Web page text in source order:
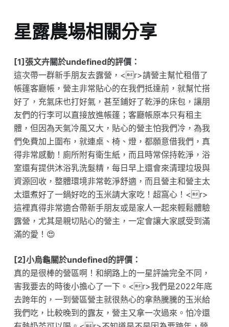
星露農場相關分享
[1]張文卉關於undefined的評價：
這次帶一群新手朋友去露營，<r>請營主幫忙租借了
帳篷客廳帳，營主非常貼心的在我們抵達前，就幫忙搭
好了，充氣床也打好氣，甚至鋪好了乾淨的床包，讓朋
友們的行李可以直接放進帳篷；客廳帳原本只有租主
體，但因為天氣冷風又大，貼心的營主怕我們冷，為我
們免費加上圍布，就連桌、椅、燈，都願意借我們，真
得非常感動！廁所附有衛生紙，而且時常保持乾淨，浴
室還有提供沐浴乳洗髮精，每日早上還會來清理垃圾與
資源回收，整體環境非常乾淨舒適，而且營主和營主太
太還煮好了一鍋好吃的玉米請大家吃！超窩心！<r>
這裡真得非常適合帶新手朋友或是家人一起來輕鬆體驗
露營，尤其是親切貼心的營主，一定會讓大家感受到滿
滿的愛！😍
[2]小烏龜關於undefined的評價：
真的是很棒的營區啊！和網路上的一星評論完全不同，
害我要去的時後小擔心了一下。<r>我們是2022年底
去跨年的，一到營區營主就很熱心的拿熱騰騰的玉米給
我們吃，比較晚到的露友，營主又拿一次過來。怕冷還